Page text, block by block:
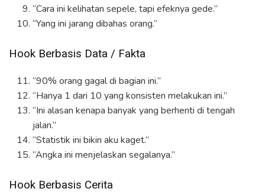
“Cara ini kelihatan sepele, tapi efeknya gede.”
“Yang ini jarang dibahas orang.”
Hook Berbasis Data / Fakta
“90% orang gagal di bagian ini.”
“Hanya 1 dari 10 yang konsisten melakukan ini.”
“Ini alasan kenapa banyak yang berhenti di tengah
jalan.”
“Statistik ini bikin aku kaget.”
“Angka ini menjelaskan segalanya.”
Hook Berbasis Cerita